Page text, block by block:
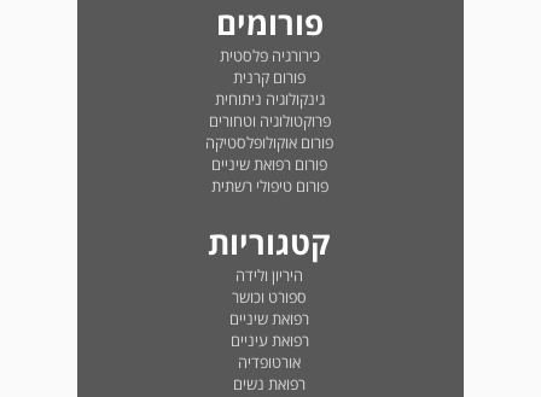
פורומים
כירורגיה פלסטית
פורום קרנית
גינקולוגיה ניתוחית
פרוקטולוגיה וטחורים
פורום אוקולופלסטיקה
פורום רפואת שיניים
פורום טיפולי רשתית
קטגוריות
היריון ולידה
ספורט וכושר
רפואת שיניים
רפואת עיניים
אורטופדיה
רפואת נשים